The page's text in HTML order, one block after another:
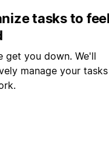
tasks to
get you down. We'll
manage your tasks